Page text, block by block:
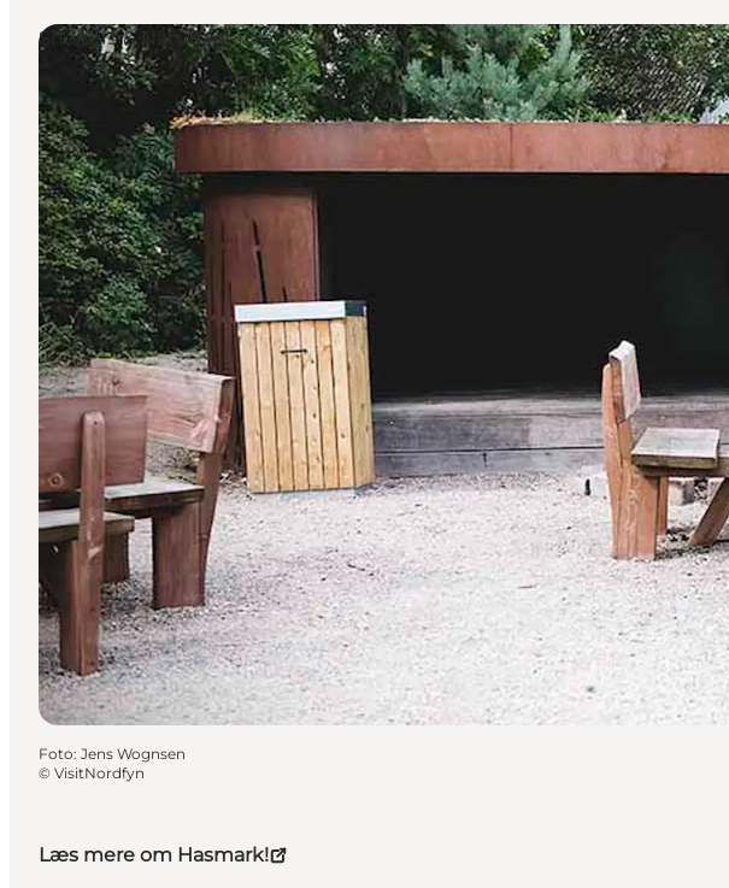
Læs mere om Hasmark!
Shelters & Naturlagerplätze
Foto: Jens Wognsen
© VisitNordfyn